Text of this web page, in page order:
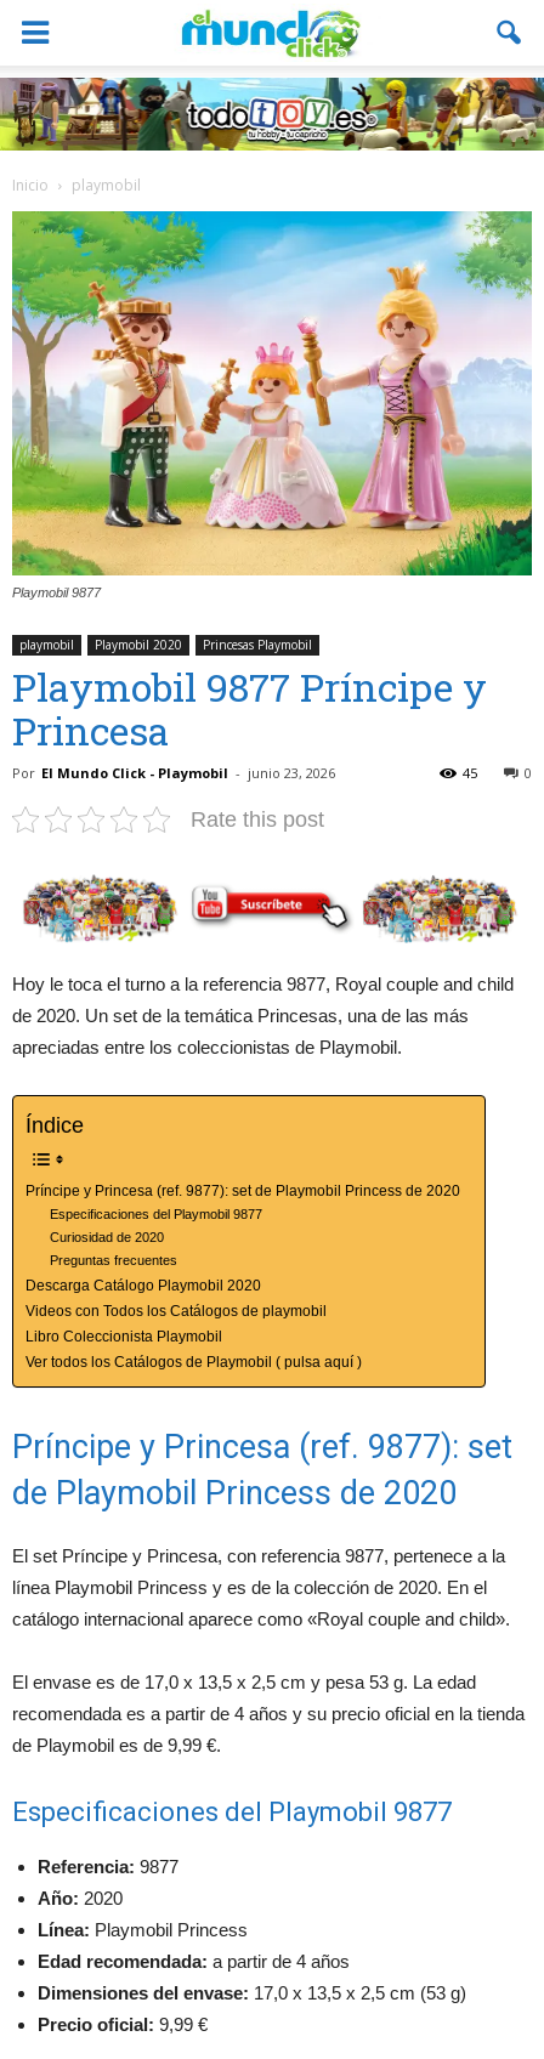
Inicio playmobil
Playmobil 9877
playmobil Playmobil 2020 Princesas Playmobil
Playmobil 9877 Príncipe y
Princesa
Por El Mundo Click - Playmobil - junio 23, 2026 0
45
Rate this post
Hoy le toca el turno a la referencia 9877, Royal couple and child
de 2020. Un set de la temática Princesas, una de las más
apreciadas entre los coleccionistas de Playmobil.
Índice
Príncipe y Princesa (ref. 9877): set de Playmobil Princess de 2020
Especificaciones del Playmobil 9877
Curiosidad de 2020
Preguntas frecuentes
Descarga Catálogo Playmobil 2020
Videos con Todos los Catálogos de playmobil
Libro Coleccionista Playmobil
Ver todos los Catálogos de Playmobil ( pulsa aquí )
Príncipe y Princesa (ref. 9877): set
de Playmobil Princess de 2020
El set Príncipe y Princesa, con referencia 9877, pertenece a la
línea Playmobil Princess y es de la colección de 2020. En el
catálogo internacional aparece como «Royal couple and child».
El envase es de 17,0 x 13,5 x 2,5 cm y pesa 53 g. La edad
recomendada es a partir de 4 años y su precio oficial en la tienda
de Playmobil es de 9,99 €.
Especificaciones del Playmobil 9877
Referencia: 9877
Año: 2020
Línea: Playmobil Princess
Edad recomendada: a partir de 4 años
Dimensiones del envase: 17,0 x 13,5 x 2,5 cm (53 g)
Precio oficial: 9,99 €